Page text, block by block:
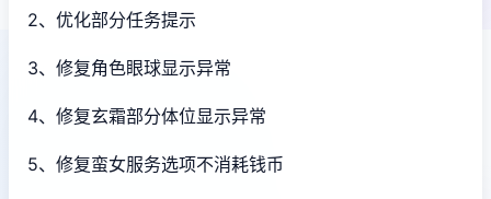
2、优化部分任务提示
3、修复角色眼球显示异常
4、修复玄霜部分体位显示异常
5、修复蛮女服务选项不消耗钱币